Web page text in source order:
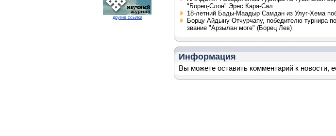
другие ссылки
"Борец-Слон" Эрес Кара-Сал
18-летний Бады-Маадыр Самдан из Улуг-Хема
Борцу Айдыну Отчурчапу, победителю турнира
звание "Арзылан моге" (Борец Лев)
Информация
Вы можете оставить комментарий к новости,